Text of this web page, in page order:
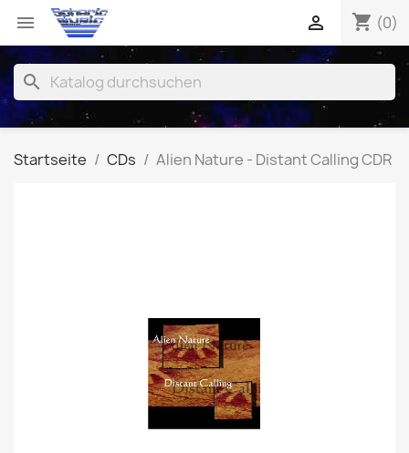
 shopping_cart (0)

search
Startseite CDs Alien Nature - Distant Calling CDR